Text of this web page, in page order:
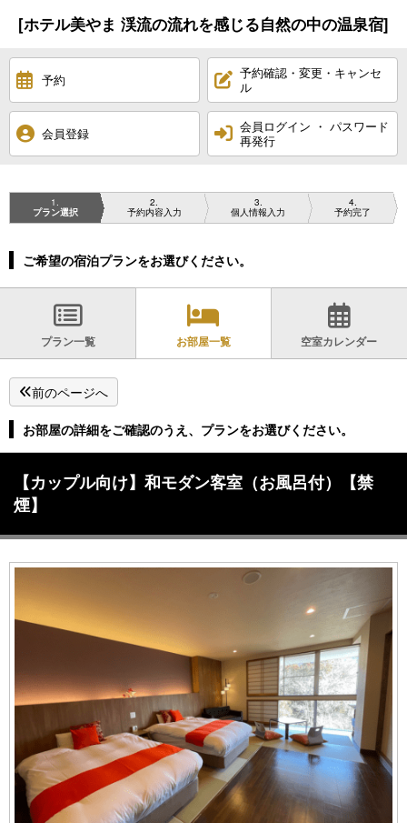
[ホテル美やま 渓流の流れを感じる自然の中の温泉宿]
予約
予約確認・変更・キャンセ
ル
会員登録
会員ログイン ・ パスワード
再発行
1
プラン選択
2
予約内容入力
3
個人情報入力
4
予約完了
ご希望の宿泊プランをお選びください。
プラン一覧 お部屋一覧 空室カレンダー
前のページへ
お部屋の詳細をご確認のうえ、プランをお選びください。
【カップル向け】和モダン客室（お風呂付）【禁
煙】